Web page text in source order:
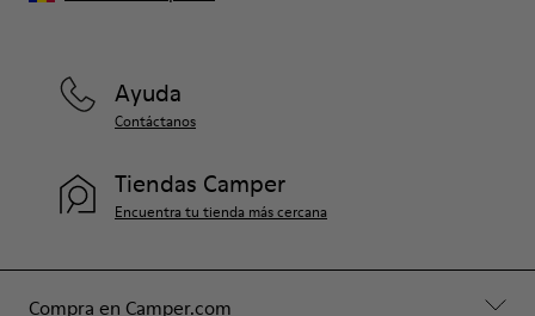
Compra en Camper.com
Ayuda
Contáctanos
Tiendas Camper
Encuentra tu tienda más cercana